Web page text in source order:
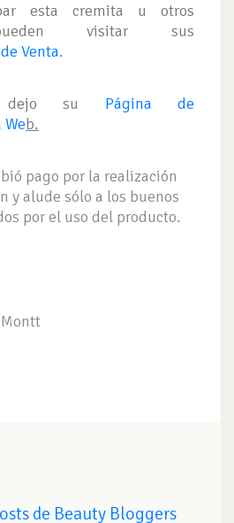
esta cremita u otros
visitar sus
Venta.
dejo su Página de
Web.
pago por la realización
y alude sólo a los buenos
por el uso del producto.
de Beauty Bloggers